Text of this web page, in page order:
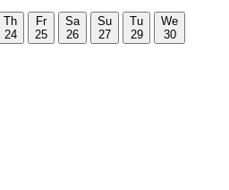
Th
24
Fr
25
Sa
26
Su
27
Tu
29
We
30